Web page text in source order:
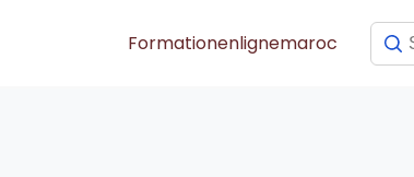
Formationenlignemaroc